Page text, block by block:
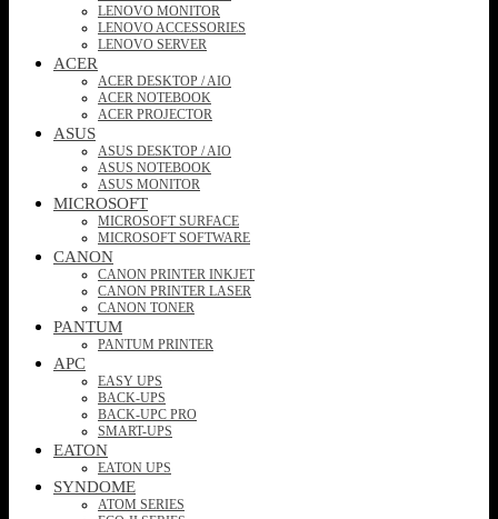
LENOVO MONITOR
LENOVO ACCESSORIES
LENOVO SERVER
ACER
ACER DESKTOP / AIO
ACER NOTEBOOK
ACER PROJECTOR
ASUS
ASUS DESKTOP / AIO
ASUS NOTEBOOK
ASUS MONITOR
MICROSOFT
MICROSOFT SURFACE
MICROSOFT SOFTWARE
CANON
CANON PRINTER INKJET
CANON PRINTER LASER
CANON TONER
PANTUM
PANTUM PRINTER
APC
EASY UPS
BACK-UPS
BACK-UPC PRO
SMART-UPS
EATON
EATON UPS
SYNDOME
ATOM SERIES